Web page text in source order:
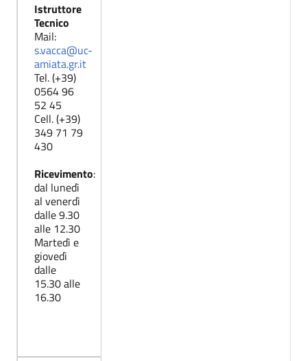
Istruttore
Tecnico
Mail:
s.vacca@uc-
amiata.gr.it
Tel. (+39)
0564 96
52 45
Cell. (+39)
349 71 79
430
Ricevimento:
dal lunedì
al venerdì
dalle 9.30
alle 12.30
Martedì e
giovedì
dalle
15.30 alle
16.30